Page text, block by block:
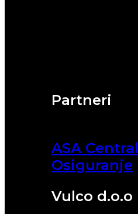
Partneri
ASA Central
Osiguranje
Vulco d.o.o